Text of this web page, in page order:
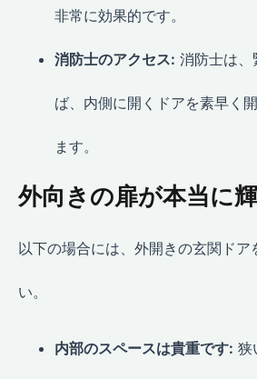
非常に効果的です。
消防士のアクセス: 消防士は、
ば、内側に開くドアを素早く
ます。
外向きの扉が本当に
以下の場合には、外開きの玄関ドア
い。
内部のスペースは貴重です: 狭